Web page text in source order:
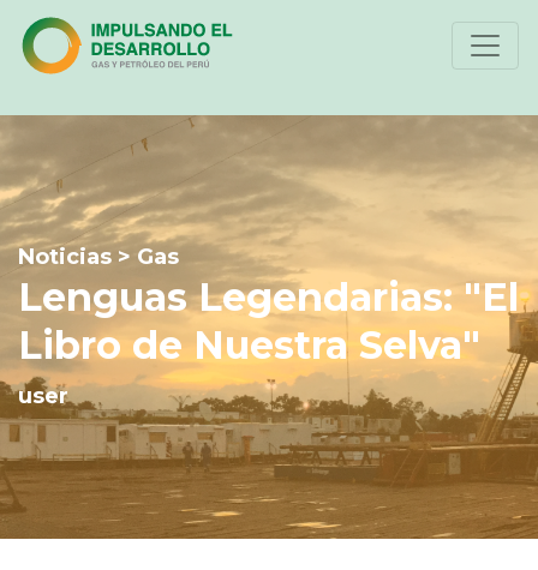
Noticias > Gas
Lenguas Legendarias: "El
Libro de Nuestra Selva"
user